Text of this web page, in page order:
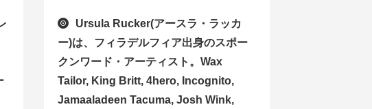
Ursula Rucker(アースラ・ラッカ
ー)は、フィラデルフィア出身のスポー
クンワード・アーティスト。Wax
Tailor, King Britt, 4hero, Incognito,
Jamaaladeen Tacuma, Josh Wink,